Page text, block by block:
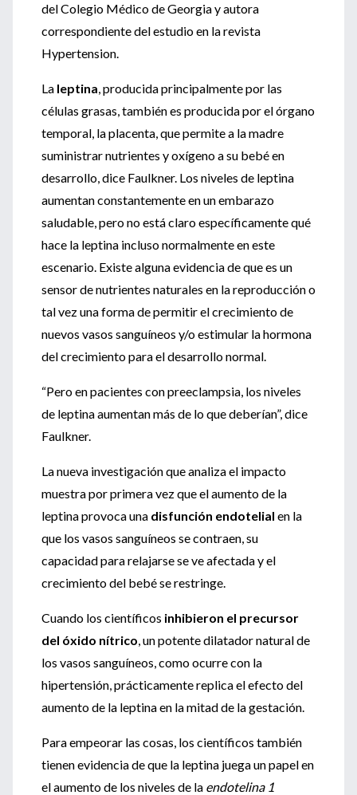
del Colegio Médico de Georgia y autora
correspondiente del estudio en la revista
Hypertension.
La leptina, producida principalmente por las
células grasas, también es producida por el órgano
temporal, la placenta, que permite a la madre
suministrar nutrientes y oxígeno a su bebé en
desarrollo, dice Faulkner. Los niveles de leptina
aumentan constantemente en un embarazo
saludable, pero no está claro específicamente qué
hace la leptina incluso normalmente en este
escenario. Existe alguna evidencia de que es un
sensor de nutrientes naturales en la reproducción o
tal vez una forma de permitir el crecimiento de
nuevos vasos sanguíneos y/o estimular la hormona
del crecimiento para el desarrollo normal.
“Pero en pacientes con preeclampsia, los niveles
de leptina aumentan más de lo que deberían”, dice
Faulkner.
La nueva investigación que analiza el impacto
muestra por primera vez que el aumento de la
leptina provoca una disfunción endotelial en la
que los vasos sanguíneos se contraen, su
capacidad para relajarse se ve afectada y el
crecimiento del bebé se restringe.
Cuando los científicos inhibieron el precursor
del óxido nítrico, un potente dilatador natural de
los vasos sanguíneos, como ocurre con la
hipertensión, prácticamente replica el efecto del
aumento de la leptina en la mitad de la gestación.
Para empeorar las cosas, los científicos también
tienen evidencia de que la leptina juega un papel en
el aumento de los niveles de la endotelina 1